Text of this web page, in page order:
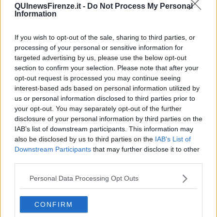
QUInewsFirenze.it - Do Not Process My Personal
Information
If you wish to opt-out of the sale, sharing to third parties, or
processing of your personal or sensitive information for
targeted advertising by us, please use the below opt-out
section to confirm your selection. Please note that after your
opt-out request is processed you may continue seeing
interest-based ads based on personal information utilized by
us or personal information disclosed to third parties prior to
your opt-out. You may separately opt-out of the further
disclosure of your personal information by third parties on the
IAB’s list of downstream participants. This information may
also be disclosed by us to third parties on the IAB’s List of
Downstream Participants that may further disclose it to other
Personal Data Processing Opt Outs
CONFIRM
forti e nella peggiore i totalitarismi.
funziona.
Non abbiamo molto tempo, se non si interviene un futuro distopico
ci attende.
Salvatore Calleri
Se vuoi leggere le notizie principali della Toscana iscriviti alla
Newsletter QUInews - ToscanaMedia.Arriva gratis tutti i giorni
alle 20:00 direttamente nella tua casella di posta.
Basta cliccareQUI
Ti potrebbe interessare anche:
Articoli dal Blog “Legalità e non solo” di Salvatore Calleri